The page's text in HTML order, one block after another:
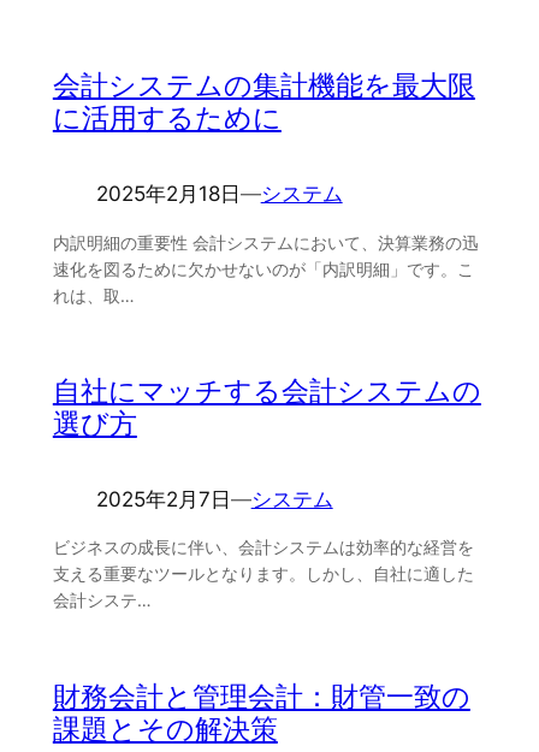
会計システムの集計機能を最大限
に活用するために
2025年2月18日―システム
内訳明細の重要性 会計システムにおいて、決算業務の迅
速化を図るために欠かせないのが「内訳明細」です。こ
れは、取…
自社にマッチする会計システムの
選び方
2025年2月7日―システム
ビジネスの成長に伴い、会計システムは効率的な経営を
支える重要なツールとなります。しかし、自社に適した
会計システ…
財務会計と管理会計：財管一致の
課題とその解決策